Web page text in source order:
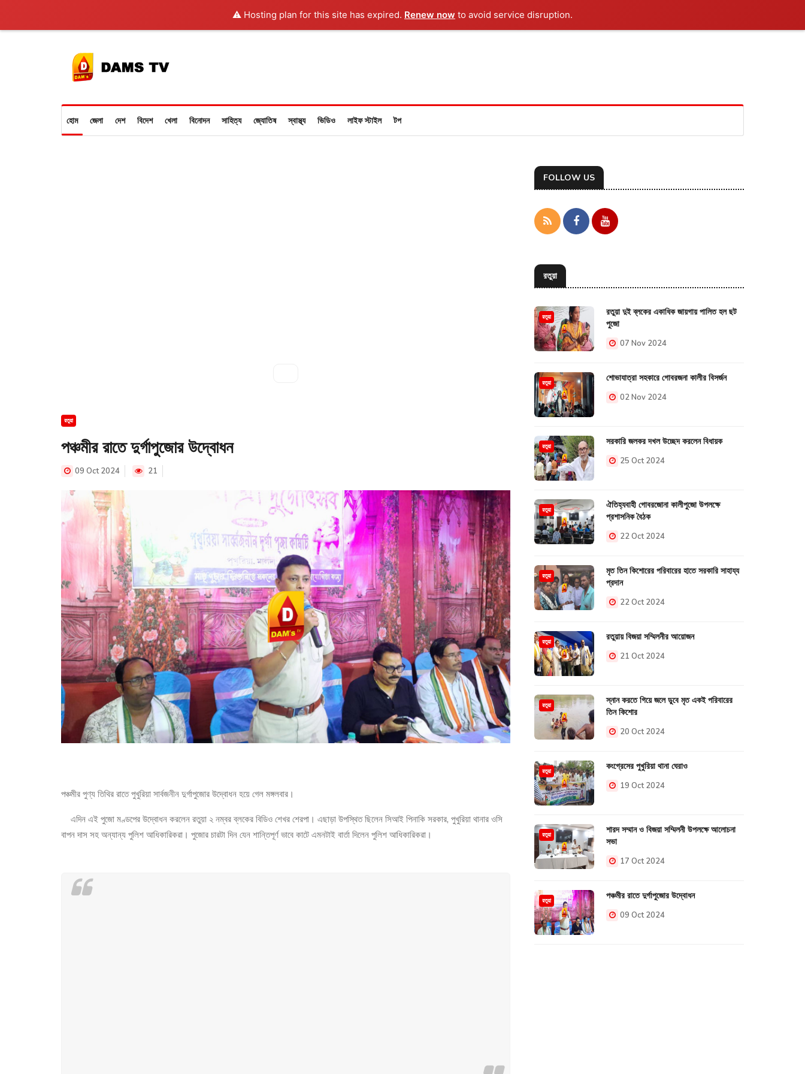
⚠️ Hosting plan for this site has expired. Renew now to avoid service disruption.
হোম জেলা দেশ বিদেশ খেলা বিনোদন সাহিত্য জ্যোতিষ স্বাস্থ্য ভিডিও লাইফ স্টাইল টপ
রতুয়া
পঞ্চমীর রাতে দুর্গাপুজোর উদ্বোধন
09 Oct 2024 21
পঞ্চমীর পুণ্য তিথির রাতে পুখুরিয়া সার্বজনীন দুর্গাপুজোর উদ্বোধন হয়ে গেল মঙ্গলবার।
এদিন এই পুজো মণ্ডপের উদ্বোধন করলেন রতুয়া ২ নম্বর ব্লকের বিডিও শেখর শেরপা। এছাড়া উপস্থিত ছিলেন সিআই পিনাকি সরকার, পুখুরিয়া থানার ওসি
বাপন দাস সহ অন্যান্য পুলিশ আধিকারিকরা। পুজোর চারটা দিন যেন শান্তিপূর্ণ ভাবে কাটে এমনটাই বার্তা দিলেন পুলিশ আধিকারিকরা।
FOLLOW US
রতুয়া
রতুয়া
রতুয়া দুই ব্লকের একাধিক জায়গায় পালিত হল ছট
পুজো
07 Nov 2024
রতুয়া শোভাযাত্রা সহকারে গোবরজনা কালীর বিসর্জন
02 Nov 2024
রতুয়া সরকারি জলকর দখল উচ্ছেদ করলেন বিধায়ক
25 Oct 2024
রতুয়া
ঐতিহ্যবাহী গোবরজোনা কালীপুজো উপলক্ষে
প্রশাসনিক বৈঠক
22 Oct 2024
রতুয়া
মৃত তিন কিশোরের পরিবারের হাতে সরকারি সাহায্য
প্রদান
22 Oct 2024
রতুয়া রতুয়ায় বিজয়া সম্মিলনীর আয়োজন
21 Oct 2024
রতুয়া
স্নান করতে গিয়ে জলে ডুবে মৃত একই পরিবারের
তিন কিশোর
20 Oct 2024
রতুয়া কংগ্রেসের পুখুরিয়া থানা ঘেরাও
19 Oct 2024
রতুয়া
শারদ সম্মান ও বিজয়া সম্মিলনী উপলক্ষে আলোচনা
সভা
17 Oct 2024
রতুয়া পঞ্চমীর রাতে দুর্গাপুজোর উদ্বোধন
09 Oct 2024